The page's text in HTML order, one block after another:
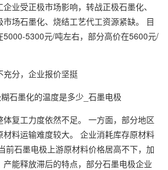
业受正极市场影响，转战正极石墨化、
场石墨化、烧结工艺代工资源紧缺。 目
5000-5300元/吨左右，部分高价在5600元/
分，企业报价坚挺
复工力度依然不足。 一方面，部分地区
料运输难度较大。 企业消耗库存原材料
前石墨电极上游原材料价格居高不下，加
能释放滞后的特点，部分石墨电极企业